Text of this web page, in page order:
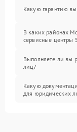
Какую гарантию вы
В каких районах
сервисные центры
Выполняете ли вы
лиц?
Какую
для юридических